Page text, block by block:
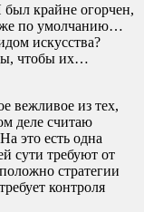
был крайне огорчен,
по умолчанию…
искусства?
чтобы их…
вежливое из тех,
деле считаю
это есть одна
сути требуют от
стратегии
контроля